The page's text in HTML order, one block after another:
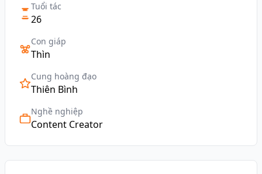
Tuổi tác
26
Con giáp
Thìn
Cung hoàng đạo
Thiên Bình
Nghề nghiệp
Content Creator